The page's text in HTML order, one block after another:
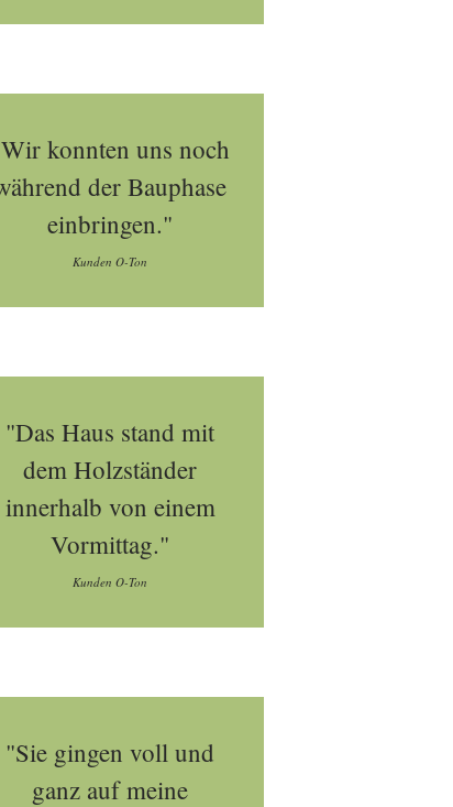
konnten uns noch
der Bauphase
einbringen."
Kunden O-Ton
"Das Haus stand mit
dem Holzständer
innerhalb von einem
Vormittag."
Kunden O-Ton
"Sie gingen voll und
ganz auf meine